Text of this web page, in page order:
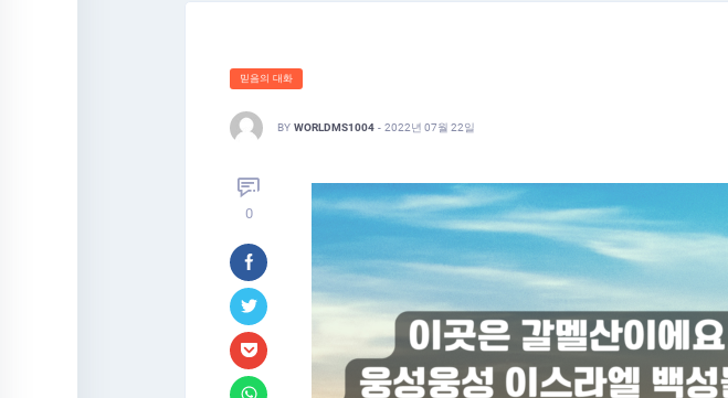
믿음의 대화
BY WORLDMS1004 - 2022년 07월 22일
0